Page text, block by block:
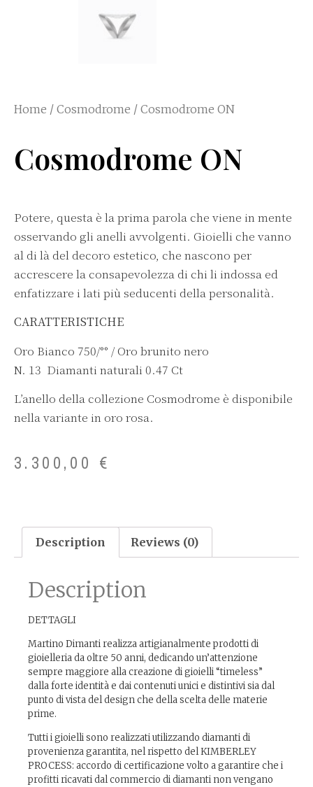
Home / Cosmodrome / Cosmodrome ON
Cosmodrome ON
Potere, questa è la prima parola che viene in mente
osservando gli anelli avvolgenti. Gioielli che vanno
al di là del decoro estetico, che nascono per
accrescere la consapevolezza di chi li indossa ed
enfatizzare i lati più seducenti della personalità.
CARATTERISTICHE
Oro Bianco 750/°° / Oro brunito nero
N. 13 Diamanti naturali 0.47 Ct
L’anello della collezione Cosmodrome è disponibile
nella variante in oro rosa.
3.300,00 €
Description Reviews (0)
Description
DETTAGLI
Martino Dimanti realizza artigianalmente prodotti di
gioielleria da oltre 50 anni, dedicando un’attenzione
sempre maggiore alla creazione di gioielli “timeless”
dalla forte identità e dai contenuti unici e distintivi sia dal
punto di vista del design che della scelta delle materie
prime.
Tutti i gioielli sono realizzati utilizzando diamanti di
provenienza garantita, nel rispetto del KIMBERLEY
PROCESS: accordo di certificazione volto a garantire che i
profitti ricavati dal commercio di diamanti non vengano